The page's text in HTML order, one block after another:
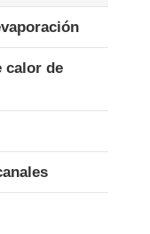
calor de